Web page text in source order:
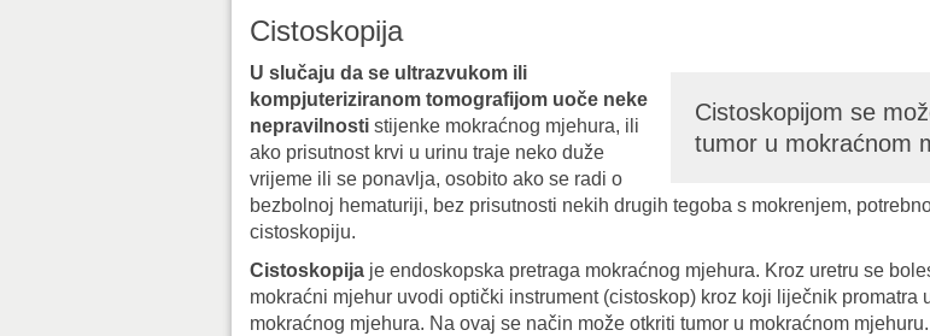
Cistoskopija
Cistoskopijom se
tumor u mokraćnom
U slučaju da se ultrazvukom ili
kompjuteriziranom tomografijom uoče neke
nepravilnosti stijenke mokraćnog mjehura, ili
ako prisutnost krvi u urinu traje neko duže
vrijeme ili se ponavlja, osobito ako se radi o
bezbolnoj hematuriji, bez prisutnosti nekih drugih tegoba s mokrenjem,
cistoskopiju.
Cistoskopija je endoskopska pretraga mokraćnog mjehura. Kroz uretru se
mokraćni mjehur uvodi optički instrument (cistoskop) kroz koji liječnik promatra
mokraćnog mjehura. Na ovaj se način može otkriti tumor u mokraćnom